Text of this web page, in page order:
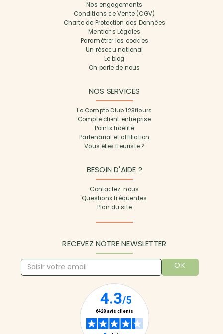
Nos engagements
Conditions de Vente (CGV)
Charte de Protection des Données
Mentions Légales
Paramétrer les cookies
Un réseau national
Le blog
On parle de nous
NOS SERVICES
Le Compte Club 123fleurs
Compte client entreprise
Points fidélité
Partenariat et affiliation
Vous êtes fleuriste ?
BESOIN D'AIDE ?
Contactez-nous
Questions fréquentes
Plan du site
RECEVEZ NOTRE NEWSLETTER
OK